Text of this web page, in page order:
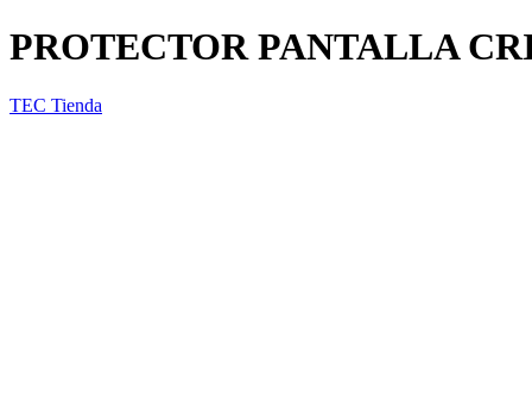
PROTECTOR PANTALLA
TEC Tienda